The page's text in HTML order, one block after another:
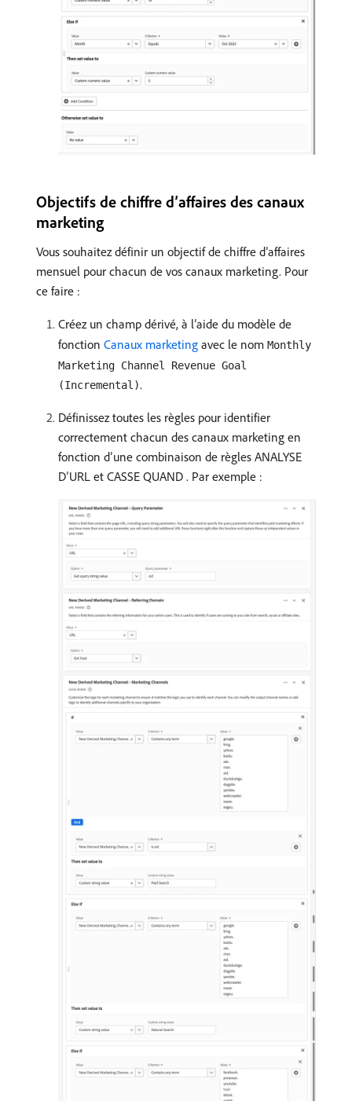
Objectifs de chiffre d’affaires des canaux
marketing
Vous souhaitez définir un objectif de chiffre d’affaires
mensuel pour chacun de vos canaux marketing. Pour
ce faire :
Créez un champ dérivé, à l’aide du modèle de
fonction Canaux marketing avec le nom Monthly
Marketing Channel Revenue Goal
(Incremental).
Définissez toutes les règles pour identifier
correctement chacun des canaux marketing en
fonction d’une combinaison de règles ANALYSE
D’URL et CASSE QUAND . Par exemple :